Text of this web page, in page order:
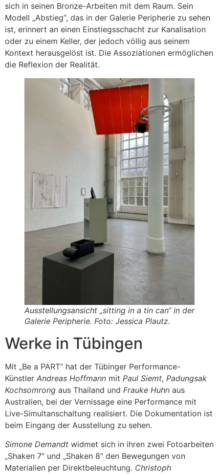
sich in seinen Bronze-Arbeiten mit dem Raum. Sein
Modell „Abstieg“, das in der Galerie Peripherie zu sehen
ist, erinnert an einen Einstiegsschacht zur Kanalisation
oder zu einem Keller, der jedoch völlig aus seinem
Kontext herausgelöst ist. Die Assoziationen ermöglichen
die Reflexion der Realität.
Ausstellungsansicht „sitting in a tin can“ in der
Galerie Peripherie. Foto: Jessica Plautz.
Werke in Tübingen
Mit „Be a PART“ hat der Tübinger Performance-
Künstler Andreas Hoffmann mit Paul Siemt, Padungsak
Kochsomrong aus Thailand und Frauke Huhn aus
Australien, bei der Vernissage eine Performance mit
Live-Simultanschaltung realisiert. Die Dokumentation ist
beim Eingang der Ausstellung zu sehen.
Simone Demandt widmet sich in ihren zwei Fotoarbeiten
„Shaken 7“ und „Shaken 8“ den Bewegungen von
Materialien per Direktbeleuchtung. Christoph